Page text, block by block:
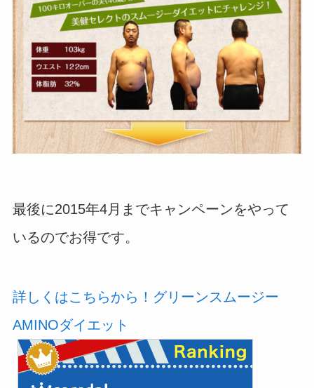
最後に2015年4月までキャンペーンをやって
いるのでお得です。
詳しくはこちらから！グリーンスムージー
AMINOダイエット